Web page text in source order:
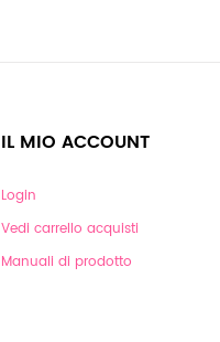
IL MIO ACCOUNT
Login
Vedi carrello acquisti
Manuali di prodotto